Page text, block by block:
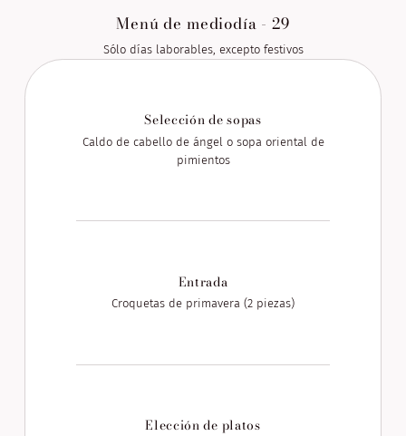
Menú de mediodía - 29
Sólo días laborables, excepto festivos
Selección de sopas
Caldo de cabello de ángel o sopa oriental de
pimientos
Entrada
Croquetas de primavera (2 piezas)
Elección de platos